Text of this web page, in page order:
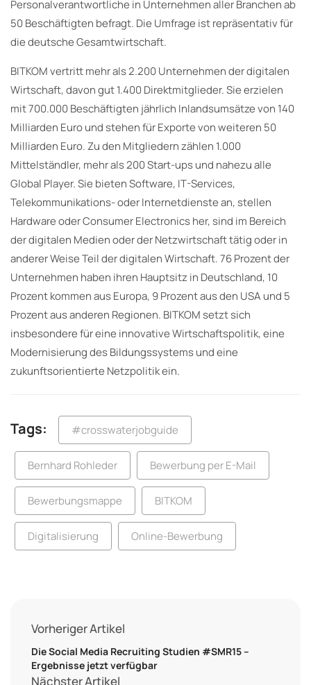
Personalverantwortliche in Unternehmen aller Branchen ab
50 Beschäftigten befragt. Die Umfrage ist repräsentativ für
die deutsche Gesamtwirtschaft.
BITKOM vertritt mehr als 2.200 Unternehmen der digitalen
Wirtschaft, davon gut 1.400 Direktmitglieder. Sie erzielen
mit 700.000 Beschäftigten jährlich Inlandsumsätze von 140
Milliarden Euro und stehen für Exporte von weiteren 50
Milliarden Euro. Zu den Mitgliedern zählen 1.000
Mittelständler, mehr als 200 Start-ups und nahezu alle
Global Player. Sie bieten Software, IT-Services,
Telekommunikations- oder Internetdienste an, stellen
Hardware oder Consumer Electronics her, sind im Bereich
der digitalen Medien oder der Netzwirtschaft tätig oder in
anderer Weise Teil der digitalen Wirtschaft. 76 Prozent der
Unternehmen haben ihren Hauptsitz in Deutschland, 10
Prozent kommen aus Europa, 9 Prozent aus den USA und 5
Prozent aus anderen Regionen. BITKOM setzt sich
insbesondere für eine innovative Wirtschaftspolitik, eine
Modernisierung des Bildungssystems und eine
zukunftsorientierte Netzpolitik ein.
Tags: #crosswaterjobguide
Bernhard Rohleder Bewerbung per E-Mail
Bewerbungsmappe BITKOM
Digitalisierung Online-Bewerbung
Vorheriger Artikel
Die Social Media Recruiting Studien #SMR15 –
Ergebnisse jetzt verfügbar
Nächster Artikel